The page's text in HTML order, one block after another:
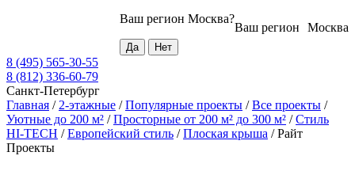
Москва
Ваш регион
Ваш регион Москва?
8 (495) 565-30-55
8 (812) 336-60-79
Санкт-Петербург
Главная / 2-этажные /Популярные проекты /Все проекты /
Уютные до 200 м² /Просторные от 200 м² до 300 м² /Стиль
HI-TECH /Европейский стиль /Плоская крыша /Райт
Проекты